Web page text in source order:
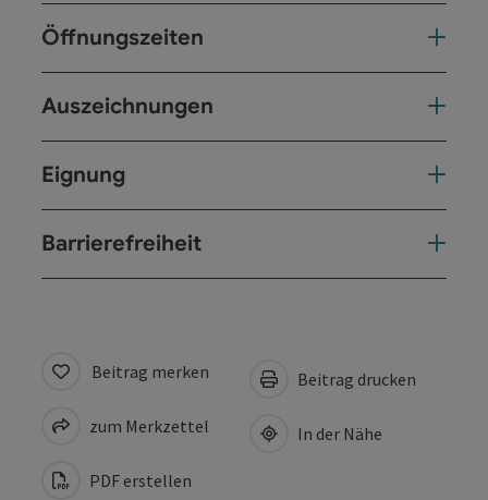
Öffnungszeiten
Auszeichnungen
Eignung
Barrierefreiheit
Beitrag merken
zum Merkzettel
PDF erstellen
Beitrag drucken
In der Nähe